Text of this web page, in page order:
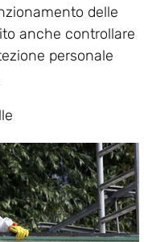
delle
anche controllare
personale